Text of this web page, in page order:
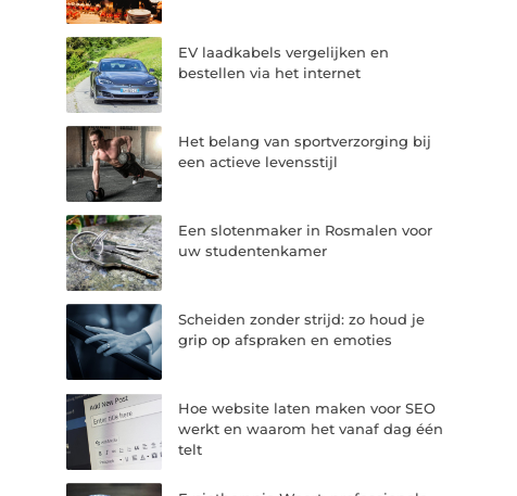
EV laadkabels vergelijken en
bestellen via het internet
Het belang van sportverzorging bij
een actieve levensstijl
Een slotenmaker in Rosmalen voor
uw studentenkamer
Scheiden zonder strijd: zo houd je
grip op afspraken en emoties
Hoe website laten maken voor SEO
werkt en waarom het vanaf dag één
telt